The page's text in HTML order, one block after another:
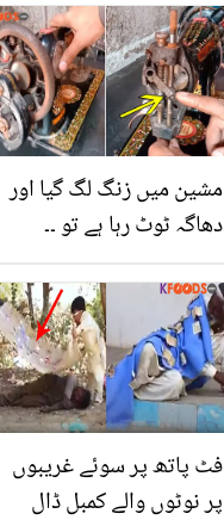
مشین میں زنگ لگ گیا اور
دھاگہ ٹوٹ رہا ہے تو ۔۔
مشین ٹھیک کروانے کے
بجائے گھر پر خود مرمت
کرنے کا آسان طریقہ جانیں
فٹ پاتھ پر سوئے غریبوں
پر نوٹوں والے کمبل ڈال